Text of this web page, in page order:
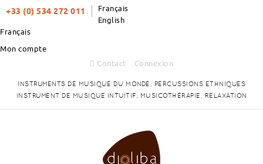
+33 (0) 534 272 011
Français
English
Français
Mon compte
Contact
Connexion
INSTRUMENTS DE MUSIQUE DU MONDE. PERCUSSIONS ETHNIQUES
INSTRUMENT DE MUSIQUE INTUITIF, MUSICOTHÉRAPIE, RELAXATION